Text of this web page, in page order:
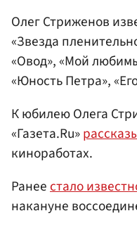
Олег Стриженов
«Звезда
«Овод», «Мой
«Юность Петра»,
К юбилею Олега
«Газета.Ru»
киноработах.
Ранеестало
накануне